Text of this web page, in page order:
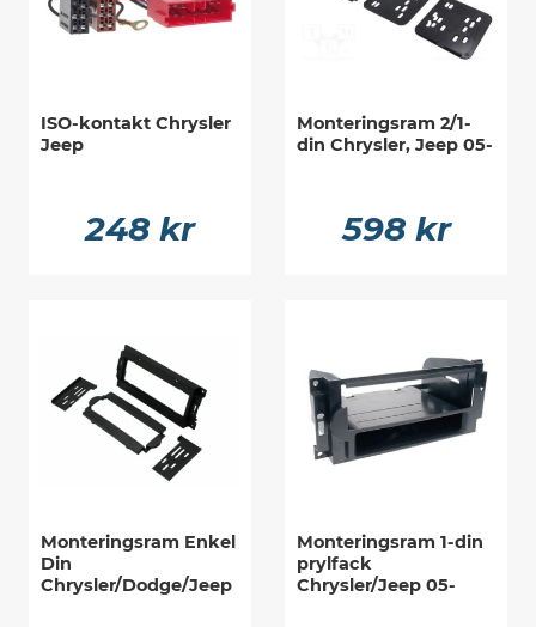
ISO-kontakt Chrysler
Jeep
248 kr
Monteringsram 2/1-
din Chrysler, Jeep 05-
598 kr
Monteringsram Enkel
Din
Chrysler/Dodge/Jeep
Monteringsram 1-din
prylfack
Chrysler/Jeep 05-